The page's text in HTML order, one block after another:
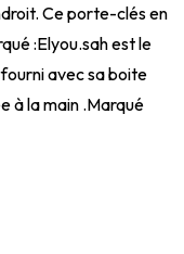
Ce porte-clés en
:Elyou.sah est le
avec sa boite
à la main .Marqué